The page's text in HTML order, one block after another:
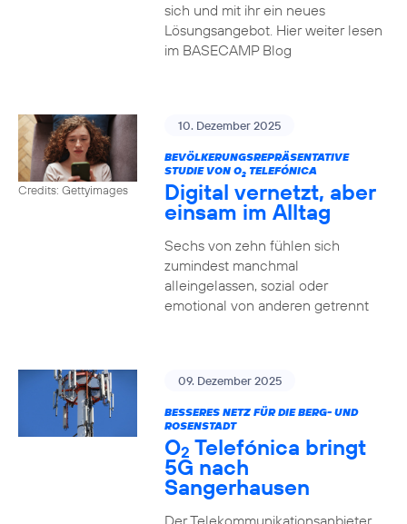
sich und mit ihr ein neues
Lösungsangebot. Hier weiter lesen
im BASECAMP Blog
Credits: Gettyimages
10. Dezember 2025
BEVÖLKERUNGSREPRÄSENTATIVE
STUDIE VON O2TELEFÓNICA
Digital vernetzt, aber
einsam im Alltag
Sechs von zehn fühlen sich
zumindest manchmal
alleingelassen, sozial oder
emotional von anderen getrennt
09. Dezember 2025
BESSERES NETZ FÜR DIE BERG- UND
ROSENSTADT
O2 Telefónica bringt
5G nach
Sangerhausen
Der Telekommunikationsanbieter